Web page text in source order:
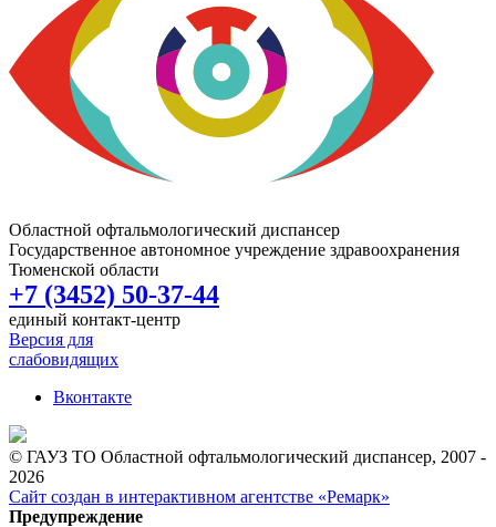
Областной офтальмологический диспансер
Государственное автономное учреждение здравоохранения
Тюменской области
+7 (3452) 50-37-44
единый контакт-центр
Версия для
слабовидящих
Вконтакте
© ГАУЗ ТО Областной офтальмологический диспансер, 2007 -
2026
Сайт создан в интерактивном агентстве «Ремарк»
Предупреждение